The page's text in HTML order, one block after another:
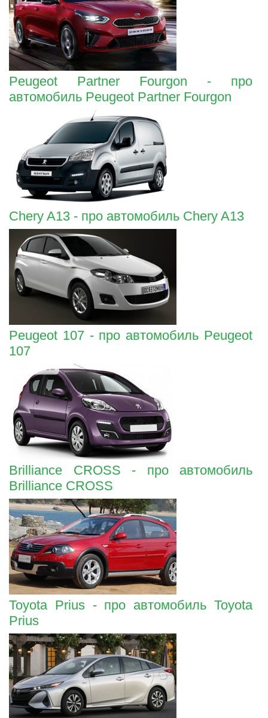
Peugeot Partner Fourgon - про
автомобиль Peugeot Partner Fourgon
Chery A13 - про автомобиль Chery A13
Peugeot 107 - про автомобиль Peugeot
107
Brilliance CROSS - про автомобиль
Brilliance CROSS
Toyota Prius - про автомобиль Toyota
Prius